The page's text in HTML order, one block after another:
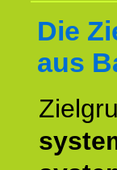
Die
aus